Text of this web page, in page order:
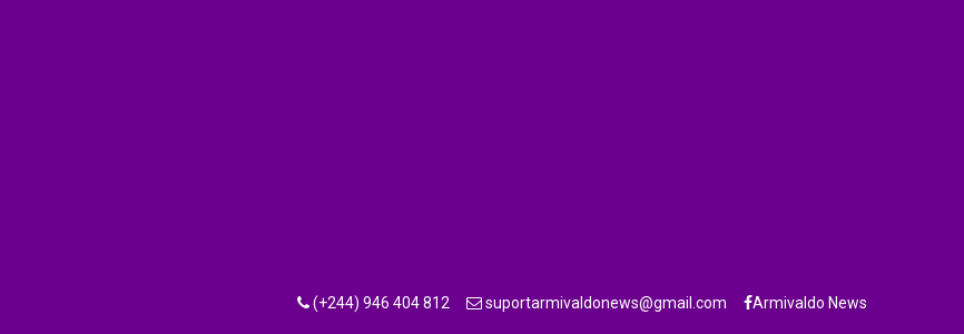
(+244) 946 404 812 suportarmivaldonews@gmail.com Armivaldo News